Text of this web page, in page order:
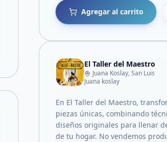
Agregar al carrito
El Taller del Maestro
Juana Koslay, San Luis
Juana koslay
En El Taller del Maestro,
piezas únicas, combinando
diseños originales para llenar
de tu hogar. No vendemos